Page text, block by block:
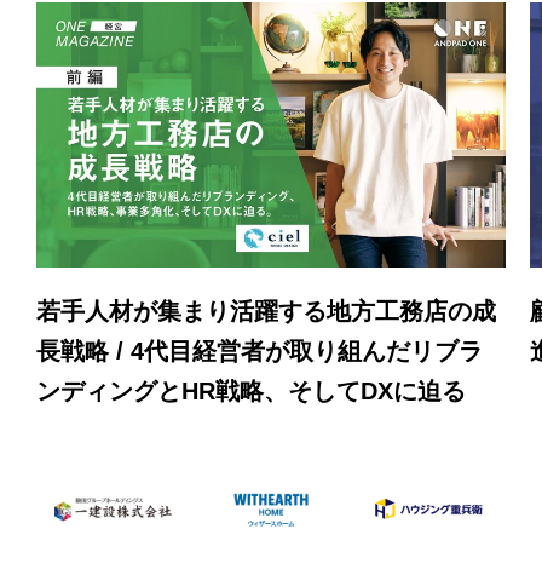
若手人材が集まり活躍する地方工務店の成
長戦略 / 4代目経営者が取り組んだリブラ
ンディングとHR戦略、そしてDXに迫る